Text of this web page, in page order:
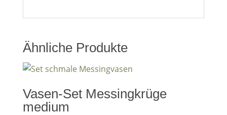
Ähnliche Produkte
Vasen-Set Messingkrüge
medium